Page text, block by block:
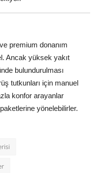
premium donanım
Ancak yüksek yakıt
bulundurulması
tutkunları için manuel
konfor arayanlar
yönelebilirler.